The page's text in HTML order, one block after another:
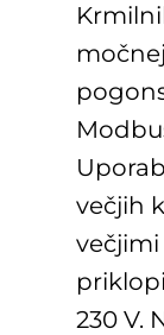
večjih
230 V.